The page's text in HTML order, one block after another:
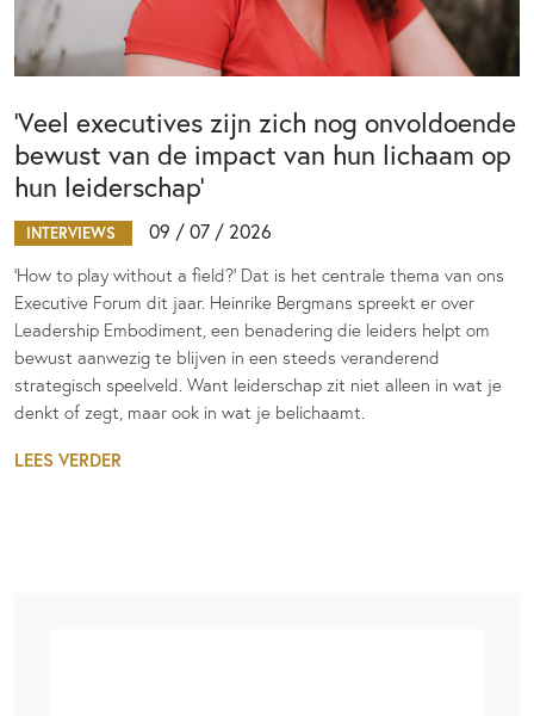
‘Veel executives zijn zich nog onvoldoende
bewust van de impact van hun lichaam op
hun leiderschap’
INTERVIEWS 09 / 07 / 2026
‘How to play without a field?’ Dat is het centrale thema van ons
Executive Forum dit jaar. Heinrike Bergmans spreekt er over
Leadership Embodiment, een benadering die leiders helpt om
bewust aanwezig te blijven in een steeds veranderend
strategisch speelveld. Want leiderschap zit niet alleen in wat je
denkt of zegt, maar ook in wat je belichaamt.
LEES VERDER